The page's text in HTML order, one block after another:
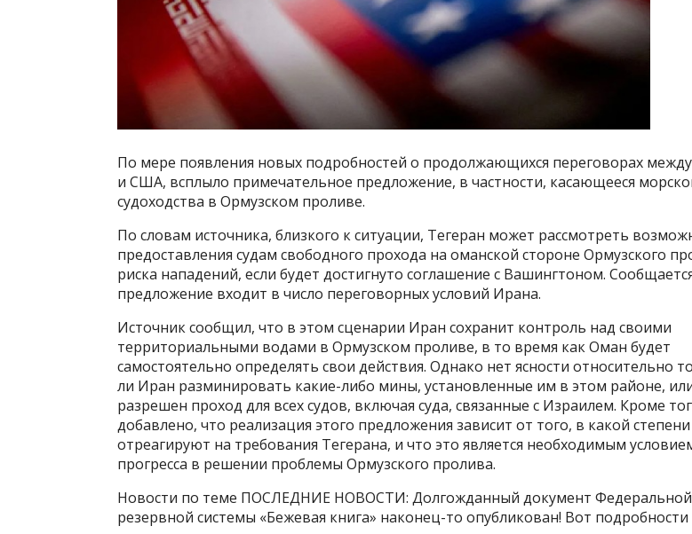
По мере появления новых подробностей о продолжающихся переговорах
и США, всплыло примечательное предложение, в частности, касающееся
судоходства в Ормузском проливе.
По словам источника, близкого к ситуации, Тегеран может рассмотреть
предоставления судам свободного прохода на оманской стороне Ормузского
риска нападений, если будет достигнуто соглашение с Вашингтоном.
предложение входит в число переговорных условий Ирана.
Источник сообщил, что в этом сценарии Иран сохранит контроль над своими
территориальными водами в Ормузском проливе, в то время как Оман будет
самостоятельно определять свои действия. Однако нет ясности относительно
ли Иран разминировать какие-либо мины, установленные им в этом районе,
разрешен проход для всех судов, включая суда, связанные с Израилем. Кроме
добавлено, что реализация этого предложения зависит от того, в какой
отреагируют на требования Тегерана, и что это является необходимым
прогресса в решении проблемы Ормузского пролива.
Новости по теме ПОСЛЕДНИЕ НОВОСТИ: Долгожданный документ Федеральной
резервной системы «Бежевая книга» наконец-то опубликован! Вот подробности